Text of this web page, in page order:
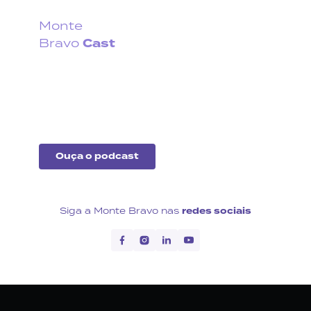
Monte
Bravo Cast
Ouça o podcast
Siga a Monte Bravo nas redes sociais